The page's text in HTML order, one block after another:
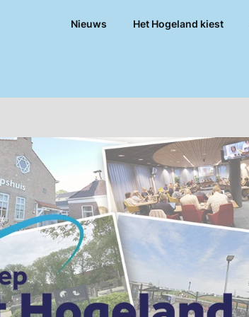
Nieuws Het Hogeland kiest